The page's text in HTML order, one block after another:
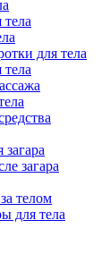
для тела
загара
загара
телом
для тела